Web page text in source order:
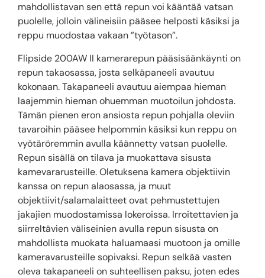
mahdollistavan sen että repun voi kääntää vatsan
puolelle, jolloin välineisiin pääsee helposti käsiksi ja
reppu muodostaa vakaan ”työtason”.
Flipside 200AW II kamerarepun pääsisäänkäynti on
repun takaosassa, josta selkäpaneeli avautuu
kokonaan. Takapaneeli avautuu aiempaa hieman
laajemmin hieman ohuemman muotoilun johdosta.
Tämän pienen eron ansiosta repun pohjalla oleviin
tavaroihin pääsee helpommin käsiksi kun reppu on
vyötäröremmin avulla käännetty vatsan puolelle.
Repun sisällä on tilava ja muokattava sisusta
kamevararusteille. Oletuksena kamera objektiivin
kanssa on repun alaosassa, ja muut
objektiivit/salamalaitteet ovat pehmustettujen
jakajien muodostamissa lokeroissa. Irroitettavien ja
siirreltävien väliseinien avulla repun sisusta on
mahdollista muokata haluamaasi muotoon ja omille
kameravarusteille sopivaksi. Repun selkää vasten
oleva takapaneeli on suhteellisen paksu, joten edes